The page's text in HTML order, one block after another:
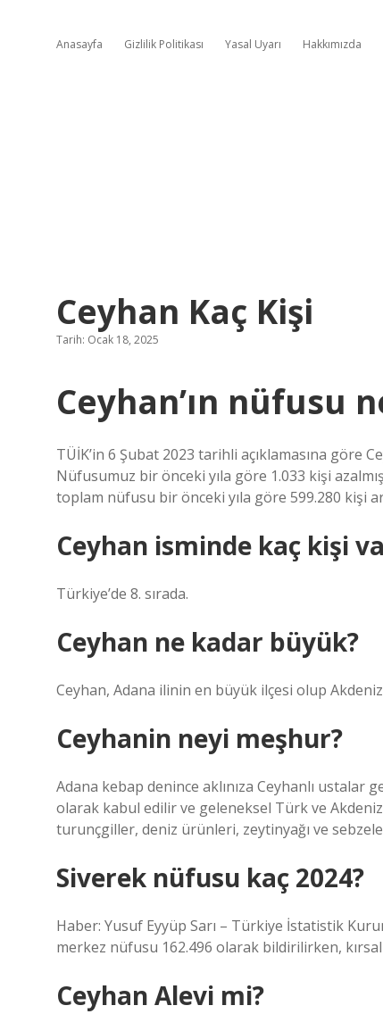
Anasayfa Gizlilik Politikası Yasal Uyarı Hakkımızda
Ceyhan Kaç Kişi
Tarih: Ocak 18, 2025
Ceyhan’ın nüfusu
TÜİK’in 6 Şubat 2023 tarihli açıklamasına göre
Nüfusumuz bir önceki yıla göre 1.033 kişi
toplam nüfusu bir önceki yıla göre 599.280 kişi
Ceyhan isminde kaç kişi
Türkiye’de 8. sırada.
Ceyhan ne kadar büyük?
Ceyhan, Adana ilinin en büyük ilçesi olup
Ceyhanin neyi meşhur?
Adana kebap denince aklınıza Ceyhanlı ustalar
olarak kabul edilir ve geleneksel Türk ve Akdeniz
turunçgiller, deniz ürünleri, zeytinyağı ve sebzeler
Siverek nüfusu kaç 2024?
Haber: Yusuf Eyyüp Sarı – Türkiye İstatistik
merkez nüfusu 162.496 olarak bildirilirken, kırsal
Ceyhan Alevi mi?